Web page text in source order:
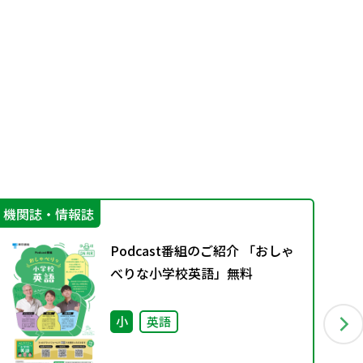
機関誌・情報誌
Podcast番組のご紹介 「おしゃ
べりな小学校英語」無料
小 英語